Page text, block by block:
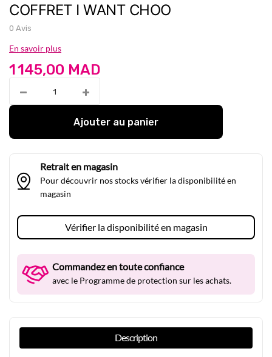
COFFRET I WANT CHOO
0 Avis
En savoir plus
1 145,00 MAD
Ajouter au panier
Retrait en magasin
Pour découvrir nos stocks vérifier la disponibilité en
magasin
Vérifier la disponibilité en magasin
Commandez en toute confiance
avec le Programme de protection sur les achats.
Description